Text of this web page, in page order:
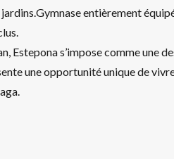
entièrement
Estepona s’impose comme
une opportunité unique de